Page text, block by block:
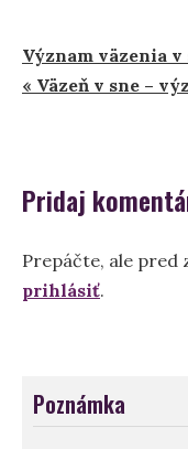
Navigácia
v
Význam väzenia v
« Väzeň v sne –
Pridaj
Prepáčte, ale pred
prihlásiť.
Poznámka